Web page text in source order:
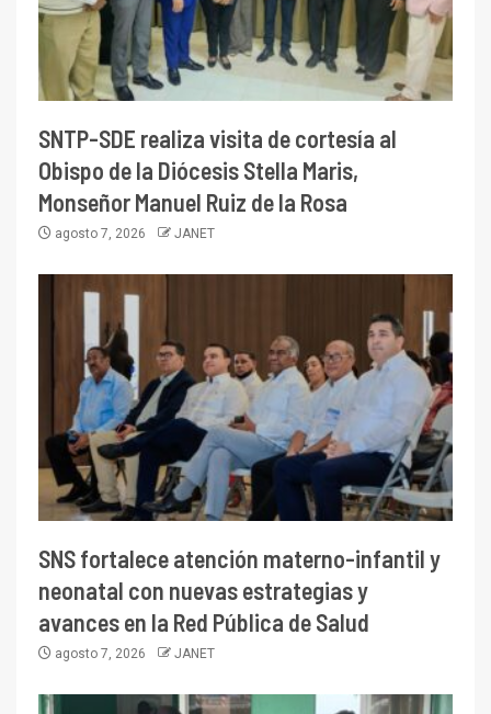
SNTP-SDE realiza visita de cortesía al
Obispo de la Diócesis Stella Maris,
Monseñor Manuel Ruiz de la Rosa
agosto 7, 2026 JANET
SNS fortalece atención materno-infantil y
neonatal con nuevas estrategias y
avances en la Red Pública de Salud
agosto 7, 2026 JANET